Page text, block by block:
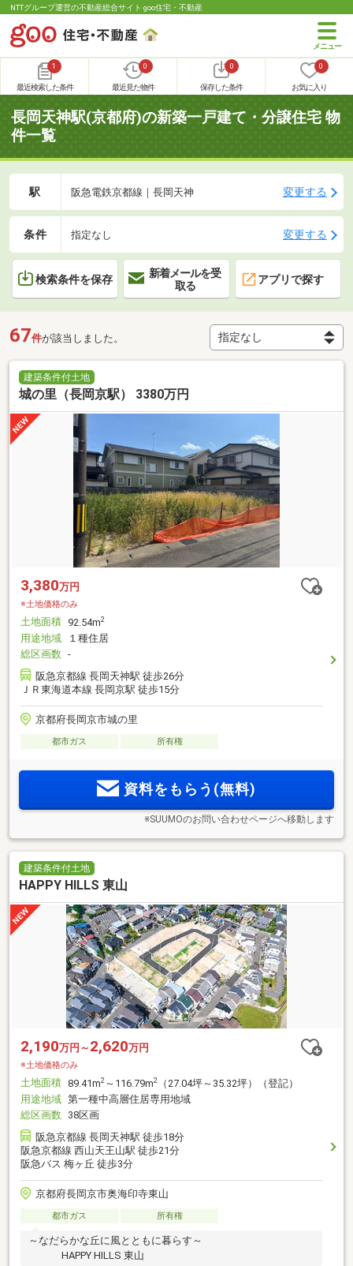
NTTグループ運営の不動産総合サイト goo住宅・不動産
1
最近検索した条件
0
最近見た物件
0
保存した条件
0
お気に入り
長岡天神駅(京都府)の新築一戸建て・分譲住宅 物
件一覧
駅 阪急電鉄京都線｜長岡天神 変更する
条件 指定なし 変更する
検索条件を保存
新着メールを受
取る
アプリで探す
67件が該当しました。
建築条件付土地
城の里（長岡京駅） 3380万円
3,380万円
※土地価格のみ
土地面積 92.54m2
用途地域
１種住居
総区画数 -
阪急京都線 長岡天神駅 徒歩26分
ＪＲ東海道本線 長岡京駅 徒歩15分
京都府長岡京市城の里
都市ガス 所有権
資料をもらう(無料)
※SUUMOのお問い合わせページへ移動します
建築条件付土地
HAPPY HILLS 東山
2,190万円～ 2,620万円
※土地価格のみ
土地面積 89.41m2 ～116.79m2
（27.04坪～35.32坪）（登記）
用途地域 第一種中高層住居専用地域
総区画数 38区画
阪急京都線 長岡天神駅 徒歩18分
阪急京都線 西山天王山駅 徒歩21分
阪急バス 梅ヶ丘 徒歩3分
京都府長岡京市奥海印寺東山
都市ガス 所有権
～なだらかな丘に風とともに暮らす～
HAPPY HILLS 東山